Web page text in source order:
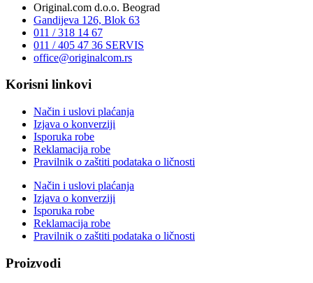
Original.com d.o.o. Beograd
Gandijeva 126, Blok 63
011 / 318 14 67
011 / 405 47 36 SERVIS
office@originalcom.rs
Korisni linkovi
Način i uslovi plaćanja
Izjava o konverziji
Isporuka robe
Reklamacija robe
Pravilnik o zaštiti podataka o ličnosti
Način i uslovi plaćanja
Izjava o konverziji
Isporuka robe
Reklamacija robe
Pravilnik o zaštiti podataka o ličnosti
Proizvodi